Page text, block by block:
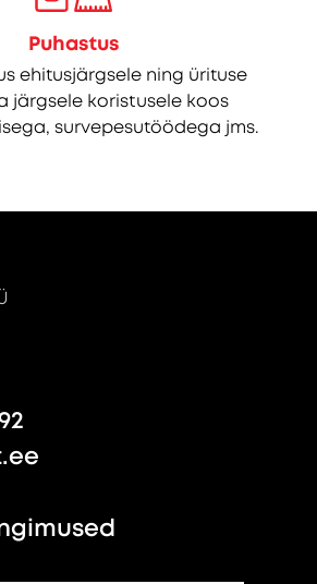
Puhastus
ehitusjärgsele ning ürituse
järgsele koristusele koos
survepesutöödega jms.